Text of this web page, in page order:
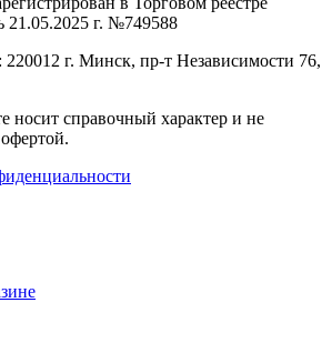
21.05.2025 г. №749588
г. Минск, пр-т Независимости 76,
носит справочный характер и не